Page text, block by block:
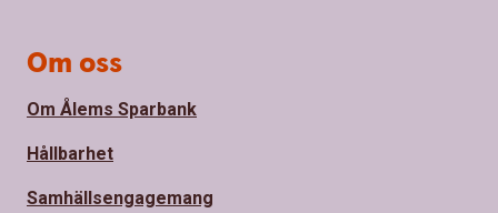
Om oss
Om Ålems Sparbank
Hållbarhet
Samhällsengagemang